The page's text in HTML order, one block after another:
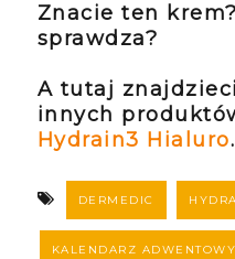
Znacie ten
sprawdza?
A tutaj
innych
Hydrain3 Hialuro.
DERMEDIC
KALENDARZ ADWENTOWY